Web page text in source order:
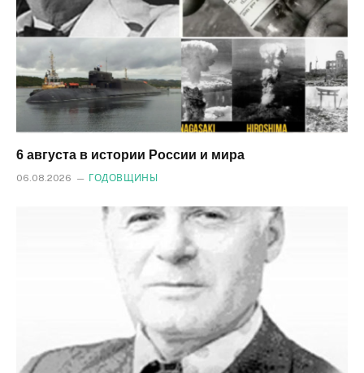
6 августа в истории России и мира
06.08.2026 ГОДОВЩИНЫ